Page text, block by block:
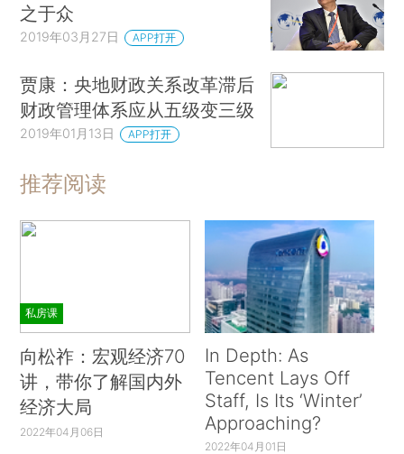
之于众
2019年03月27日 APP打开
贾康：央地财政关系改革滞后
财政管理体系应从五级变三级
2019年01月13日 APP打开
推荐阅读
私房课
向松祚：宏观经济70
讲，带你了解国内外
经济大局
2022年04月06日
In Depth: As
Tencent Lays Off
Staff, Is Its ‘Winter’
Approaching?
2022年04月01日